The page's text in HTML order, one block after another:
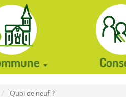
Quoi de neuf ?